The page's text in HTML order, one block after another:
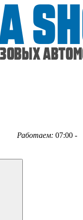
Работаем: 07:00 -